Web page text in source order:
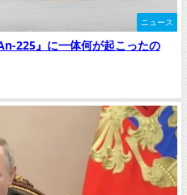
ニュース
225』に一体何が起こったの